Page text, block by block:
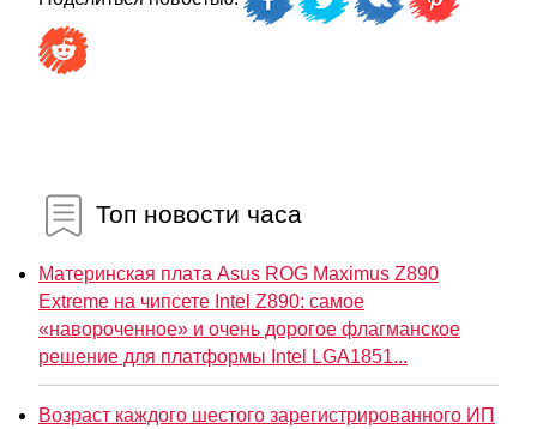
Топ новости часа
Материнская плата Asus ROG Maximus Z890
Extreme на чипсете Intel Z890: самое
«навороченное» и очень дорогое флагманское
решение для платформы Intel LGA1851...
Возраст каждого шестого зарегистрированного ИП